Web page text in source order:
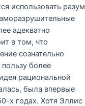
использовать разум
адекватно
в том, что
сознательно
пользу более
рациональной
была впервые
х годах. Хотя Эллис